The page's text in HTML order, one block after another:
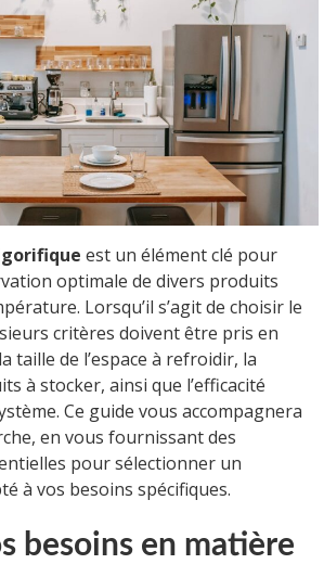
est un élément clé pour
optimale de divers produits
Lorsqu’il s’agit de choisir le
critères doivent être pris en
taille de l’espace à refroidir, la
à stocker, ainsi que l’efficacité
Ce guide vous accompagnera
en vous fournissant des
pour sélectionner un
à vos besoins spécifiques.
besoins en matière